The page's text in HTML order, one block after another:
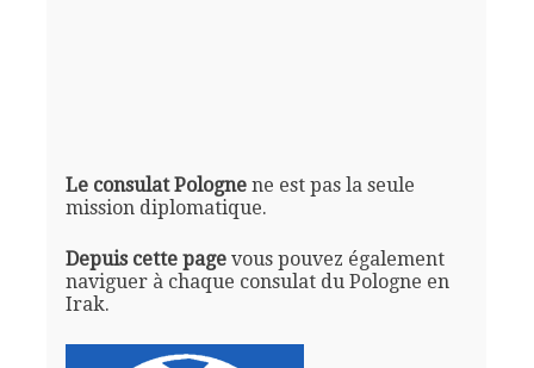
Le consulat Polognene est pas la seule
mission diplomatique.
Depuis cette pagevous pouvez également
naviguer à chaque consulat du Pologne en
Irak.